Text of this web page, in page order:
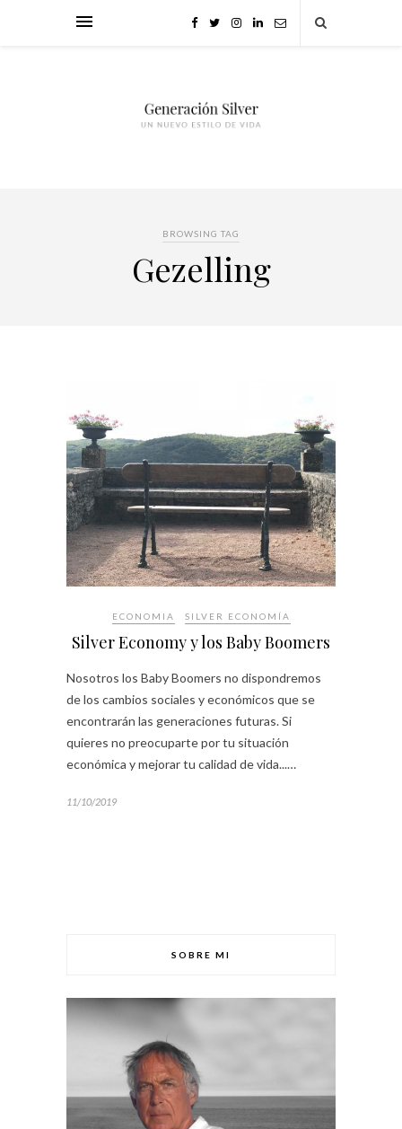
BROWSING TAG
Gezelling
ECONOMIA SILVER ECONOMÍA
Silver Economy y los Baby Boomers
Nosotros los Baby Boomers no dispondremos
de los cambios sociales y económicos que se
encontrarán las generaciones futuras. Si
quieres no preocuparte por tu situación
económica y mejorar tu calidad de vida...…
11/10/2019
SOBRE MI